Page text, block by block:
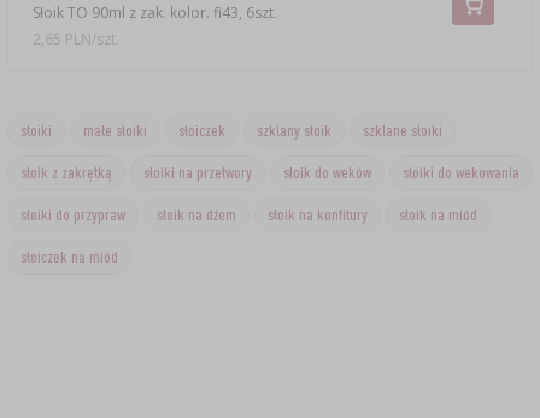
Słoik TO 90ml z zak. kolor. fi43, 6szt.
2,65 PLN/szt.
słoiki małe słoiki słoiczek szklany słoik szklane słoiki
słoik z zakrętką słoiki na przetwory słoik do weków słoiki do wekowania
słoiki do przypraw słoik na dżem słoik na konfitury słoik na miód
słoiczek na miód